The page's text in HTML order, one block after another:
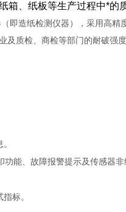
、纸板等生产过程中*的
即造纸检测仪器），采用高精
质检、商检等部门的耐破强
功能、故障报警提示及传感器非
标。